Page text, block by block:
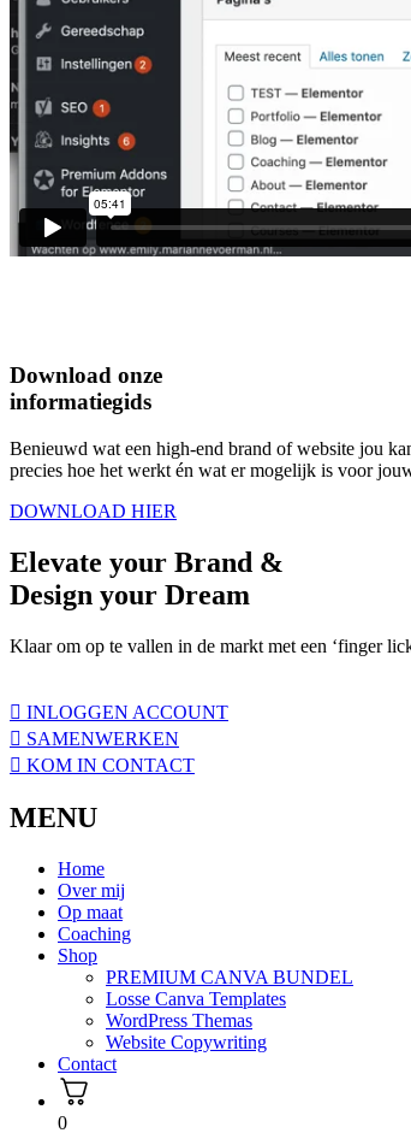
Download onze
informatiegids
Benieuwd wat een high-end brand of website jou
precies hoe het werkt én wat er mogelijk is voor
DOWNLOAD HIER
Elevate your Brand &
Design your Dream
Klaar om op te vallen in de markt met een ‘finger
INLOGGEN ACCOUNT
SAMENWERKEN
KOM IN CONTACT
MENU
Home
Over mij
Op maat
Coaching
Shop
PREMIUM CANVA BUNDEL
Losse Canva Templates
WordPress Themas
Website Copywriting
Contact
0